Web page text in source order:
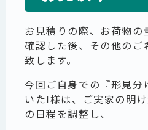
お見積りの際、お荷物の
確認した後、その他のご
致します。
今回ご自身での『形見分
いたI様は、ご実家の明
の日程を調整し、